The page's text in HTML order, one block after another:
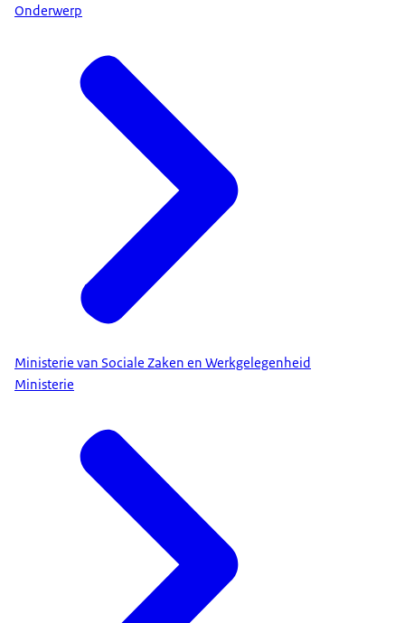
Onderwerp
Ministerie van Sociale Zaken en Werkgelegenheid
Ministerie